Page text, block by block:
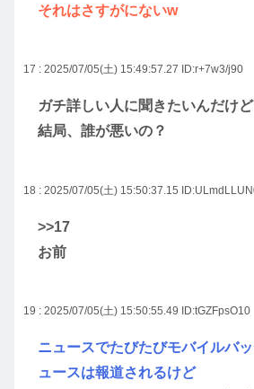
それはさすがにないw
17 : 2025/07/05(土) 15:49:57.27 ID:r+7w3/j90
ガチ詳しい人に聞きたいんだけど
結局、誰が悪いの？
18 : 2025/07/05(土) 15:50:37.15
>>17
お前
19 : 2025/07/05(土) 15:50:55.49 ID:tGZFpsO10
ニュースでたびたびモバイルバ
ュースは報道されるけど